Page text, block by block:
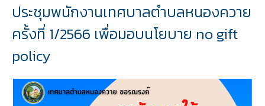
ประชุมพนักงานเทศบาลตำบลหนองควาย
ครั้งที่ 1/2566 เพื่อมอบนโยบาย no gift
policy